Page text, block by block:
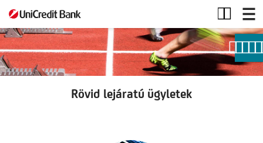
Rövid
lejáratú
ügyletek
Rövid lejáratú ügyletek